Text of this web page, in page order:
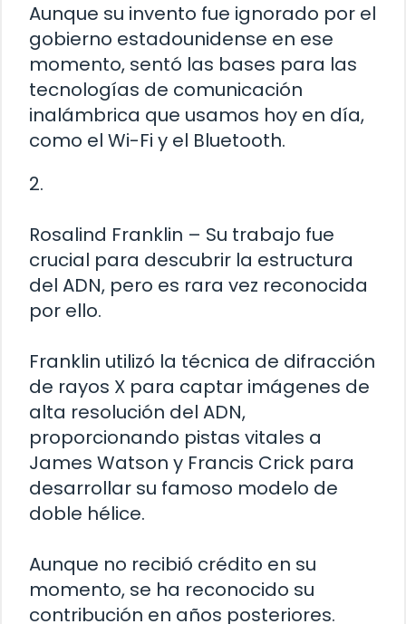
Aunque su invento fue ignorado por el
gobierno estadounidense en ese
momento, sentó las bases para las
tecnologías de comunicación
inalámbrica que usamos hoy en día,
como el Wi-Fi y el Bluetooth.
2.
Rosalind Franklin – Su trabajo fue
crucial para descubrir la estructura
del ADN, pero es rara vez reconocida
por ello.
Franklin utilizó la técnica de difracción
de rayos X para captar imágenes de
alta resolución del ADN,
proporcionando pistas vitales a
James Watson y Francis Crick para
desarrollar su famoso modelo de
doble hélice.
Aunque no recibió crédito en su
momento, se ha reconocido su
contribución en años posteriores.